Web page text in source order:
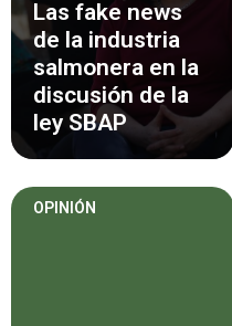
Las fake news
de la industria
salmonera en la
discusión de la
ley SBAP
OPINIÓN